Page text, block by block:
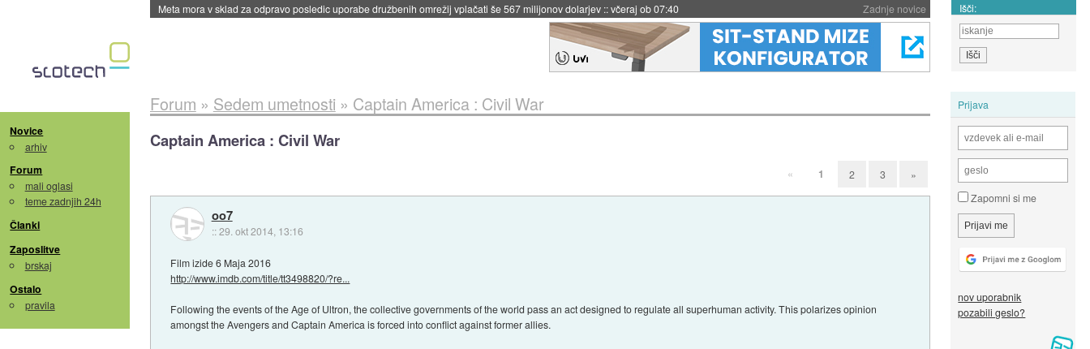
Zadnje novice
Meta mora v sklad za odpravo posledic uporabe družbenih omrežij vplačati še 567 milijonov dolarjev ::včeraj ob 07:40 Išči:
Novice
arhiv
Forum
mali oglasi
teme zadnjih 24h
Članki
Zaposlitve
brskaj
Ostalo
pravila
Prijava
Zapomni si me
nov uporabnik
pozabili geslo?
Forum » Sedem umetnosti » Captain America : Civil War
Captain America : Civil War
« 1 2 3 »
oo7
::29. okt 2014, 13:16
Film izide 6 Maja 2016
http://www.imdb.com/title/tt3498820/?re...
Following the events of the Age of Ultron, the collective governments of the world pass an act designed to regulate all superhuman activity. This polarizes opinion
amongst the Avengers and Captain America is forced into conflict against former allies.